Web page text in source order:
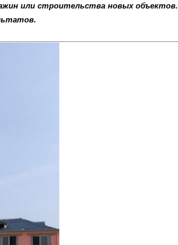
или строительства новых объектов.